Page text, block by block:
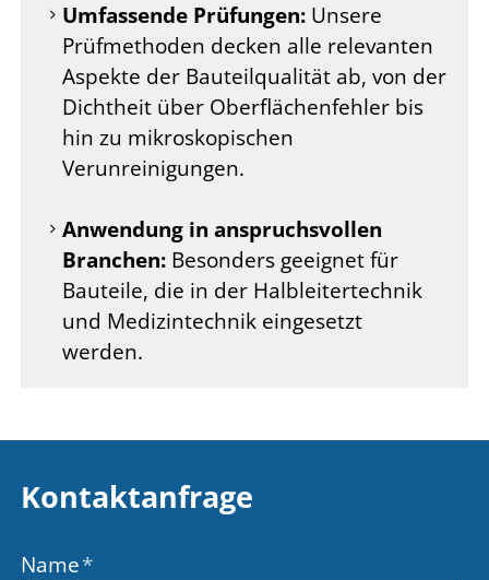
Umfassende Prüfungen: Unsere
Prüfmethoden decken alle relevanten
Aspekte der Bauteilqualität ab, von der
Dichtheit über Oberflächenfehler bis
hin zu mikroskopischen
Verunreinigungen.
Anwendung in anspruchsvollen
Branchen: Besonders geeignet für
Bauteile, die in der Halbleitertechnik
und Medizintechnik eingesetzt
werden.
Kontaktanfrage
Name*